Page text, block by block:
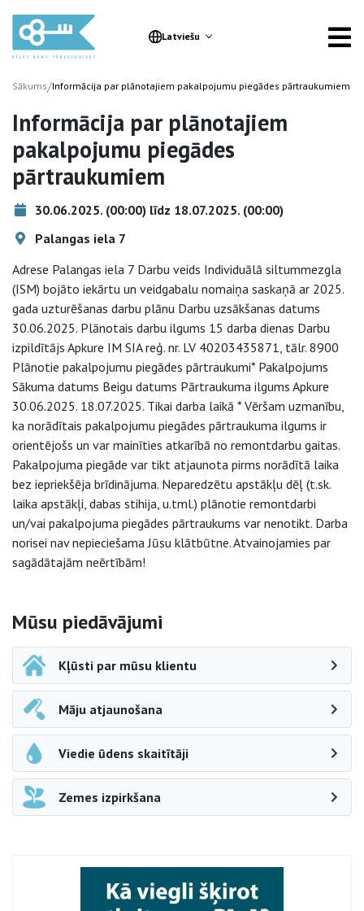
Latviešu
Sākums/Informācija par plānotajiem pakalpojumu piegādes pārtraukumiem
Informācija par plānotajiem
pakalpojumu piegādes
pārtraukumiem
30.06.2025. (00:00) līdz 18.07.2025. (00:00)
Palangas iela 7
Adrese Palangas iela 7 Darbu veids Individuālā siltummezgla
(ISM) bojāto iekārtu un veidgabalu nomaiņa saskaņā ar 2025.
gada uzturēšanas darbu plānu Darbu uzsākšanas datums
30.06.2025. Plānotais darbu ilgums 15 darba dienas Darbu
izpildītājs Apkure IM SIA reģ. nr. LV 40203435871, tālr. 8900
Plānotie pakalpojumu piegādes pārtraukumi* Pakalpojums
Sākuma datums Beigu datums Pārtraukuma ilgums Apkure
30.06.2025. 18.07.2025. Tikai darba laikā * Vēršam uzmanību,
ka norādītais pakalpojumu piegādes pārtraukuma ilgums ir
orientējošs un var mainīties atkarībā no remontdarbu gaitas.
Pakalpojuma piegāde var tikt atjaunota pirms norādītā laika
bez iepriekšēja brīdinājuma. Neparedzētu apstākļu dēļ (t.sk.
laika apstākļi, dabas stihija, u.tml.) plānotie remontdarbi
un/vai pakalpojuma piegādes pārtraukums var nenotikt. Darba
norisei nav nepieciešama Jūsu klātbūtne. Atvainojamies par
sagādātajām neērtībām!
Sāna navigācija
Mūsu piedāvājumi
Kļūsti par mūsu klientu
Māju atjaunošana
Viedie ūdens skaitītāji
Zemes izpirkšana